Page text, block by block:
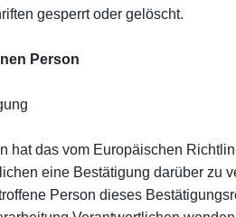
gesperrt oder gelöscht.
Person
hat das vom Europäischen
eine Bestätigung darüber zu
Person dieses